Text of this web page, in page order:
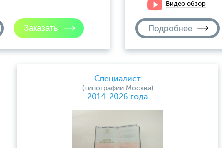
Видео обзор
Подробнее
Специалист
(типографии Москва)
2014-2026 года